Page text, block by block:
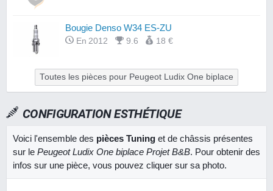
Bougie Denso W34 ES-ZU
En 2012 9.6 18 €
Toutes les pièces pour Peugeot Ludix One biplace
CONFIGURATION ESTHÉTIQUE
Voici l'ensemble des pièces Tuning et de châssis présentes
sur le Peugeot Ludix One biplace Projet B&B. Pour obtenir des
infos sur une pièce, vous pouvez cliquer sur sa photo.